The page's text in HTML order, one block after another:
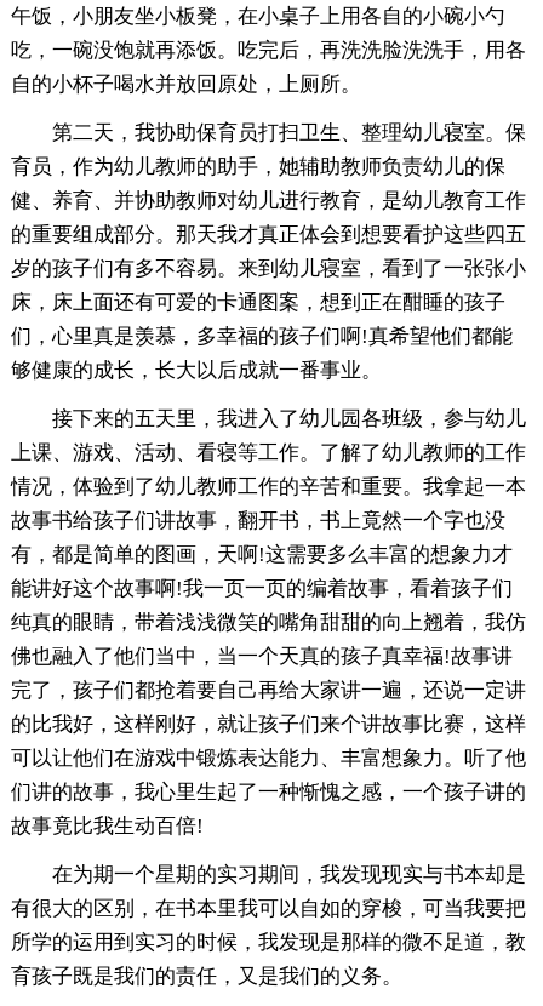
午饭，小朋友坐小板凳，在小桌子上用各自的小碗小勺
吃，一碗没饱就再添饭。吃完后，再洗洗脸洗洗手，用各
自的小杯子喝水并放回原处，上厕所。
第二天，我协助保育员打扫卫生、整理幼儿寝室。保
育员，作为幼儿教师的助手，她辅助教师负责幼儿的保
健、养育、并协助教师对幼儿进行教育，是幼儿教育工作
的重要组成部分。那天我才真正体会到想要看护这些四五
岁的孩子们有多不容易。来到幼儿寝室，看到了一张张小
床，床上面还有可爱的卡通图案，想到正在酣睡的孩子
们，心里真是羡慕，多幸福的孩子们啊!真希望他们都能
够健康的成长，长大以后成就一番事业。
接下来的五天里，我进入了幼儿园各班级，参与幼儿
上课、游戏、活动、看寝等工作。了解了幼儿教师的工作
情况，体验到了幼儿教师工作的辛苦和重要。我拿起一本
故事书给孩子们讲故事，翻开书，书上竟然一个字也没
有，都是简单的图画，天啊!这需要多么丰富的想象力才
能讲好这个故事啊!我一页一页的编着故事，看着孩子们
纯真的眼睛，带着浅浅微笑的嘴角甜甜的向上翘着，我仿
佛也融入了他们当中，当一个天真的孩子真幸福!故事讲
完了，孩子们都抢着要自己再给大家讲一遍，还说一定讲
的比我好，这样刚好，就让孩子们来个讲故事比赛，这样
可以让他们在游戏中锻炼表达能力、丰富想象力。听了他
们讲的故事，我心里生起了一种惭愧之感，一个孩子讲的
故事竟比我生动百倍!
在为期一个星期的实习期间，我发现现实与书本却是
有很大的区别，在书本里我可以自如的穿梭，可当我要把
所学的运用到实习的时候，我发现是那样的微不足道，教
育孩子既是我们的责任，又是我们的义务。